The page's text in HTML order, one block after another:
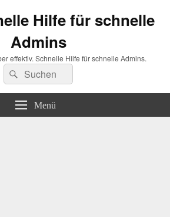
Hilfe für schnelle
Admins
effektiv. Schnelle Hilfe für schnelle Admins.
Suchen
nach:
Suchen
Menü